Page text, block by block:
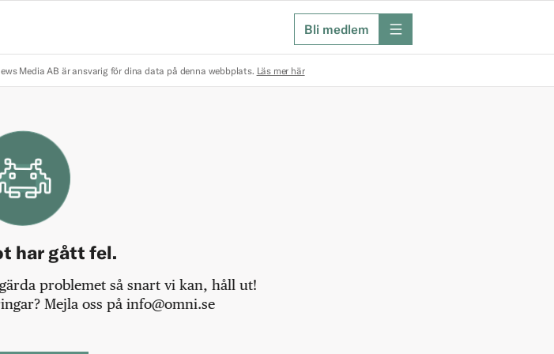
Bli medlem meny
Media AB är ansvarig för dina data på denna webbplats. Läs mer här
har gått fel.
problemet så snart vi kan, håll ut!
Mejla oss på info@omni.se